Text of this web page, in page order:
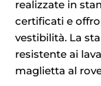
realizzate in
certificati e
vestibilità. La
resistente ai
maglietta al